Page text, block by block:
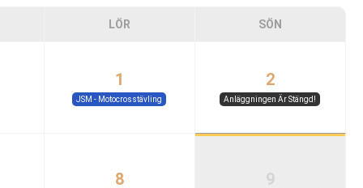
LÖR SÖN
1
JSM - Motocrosstävling
2
Anläggningen Är Stängd!
8 9